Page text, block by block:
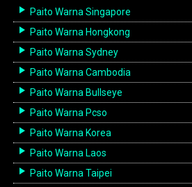
Paito Warna Singapore
Paito Warna Hongkong
Paito Warna Sydney
Paito Warna Cambodia
Paito Warna Bullseye
Paito Warna Pcso
Paito Warna Korea
Paito Warna Laos
Paito Warna Taipei